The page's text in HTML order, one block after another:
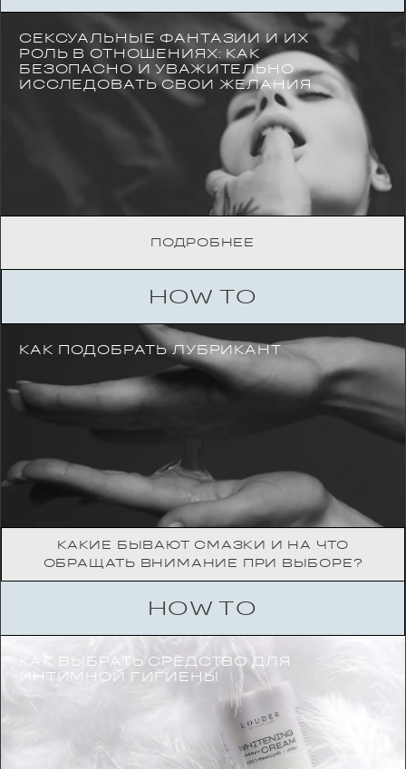
СЕКСУАЛЬНЫЕ ФАНТАЗИИ И ИХ
РОЛЬ В ОТНОШЕНИЯХ: КАК
БЕЗОПАСНО И УВАЖИТЕЛЬНО
ИССЛЕДОВАТЬ СВОИ ЖЕЛАНИЯ
ПОДРОБНЕЕ
HOW TO
КАК ПОДОБРАТЬ ЛУБРИКАНТ
КАКИЕ БЫВАЮТ СМАЗКИ И НА ЧТО
ОБРАЩАТЬ ВНИМАНИЕ ПРИ ВЫБОРЕ?
HOW TO
КАК ВЫБРАТЬ СРЕДСТВО ДЛЯ
ИНТИМНОЙ ГИГИЕНЫ